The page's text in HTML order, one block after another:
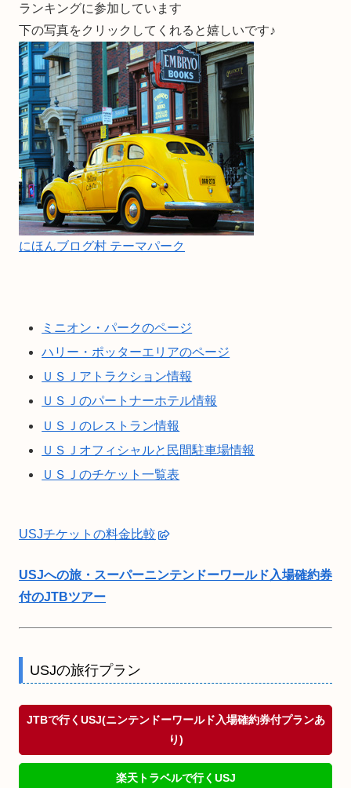
ランキングに参加しています
下の写真をクリックしてくれると嬉しいです♪
にほんブログ村 テーマパーク
ミニオン・パークのページ
ハリー・ポッターエリアのページ
ＵＳＪアトラクション情報
ＵＳＪのパートナーホテル情報
ＵＳＪのレストラン情報
ＵＳＪオフィシャルと民間駐車場情報
ＵＳＪのチケット一覧表
USJチケットの料金比較
USJへの旅・スーパーニンテンドーワールド入場確約券
付のJTBツアー
USJの旅行プラン
JTBで行くUSJ(ニンテンドーワールド入場確約券付プランあ
り)
楽天トラベルで行くUSJ